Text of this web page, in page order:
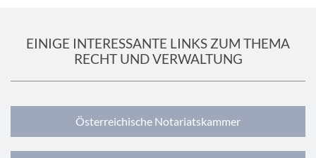
EINIGE INTERESSANTE LINKS ZUM THEMA
RECHT UND VERWALTUNG
Österreichische Notariatskammer